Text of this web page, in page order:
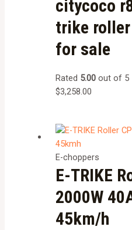
citycoco
trike roller
for sale
Rated 5.00 out of 5
$3,258.00
E-choppers
E-TRIKE
2000W
45km/h